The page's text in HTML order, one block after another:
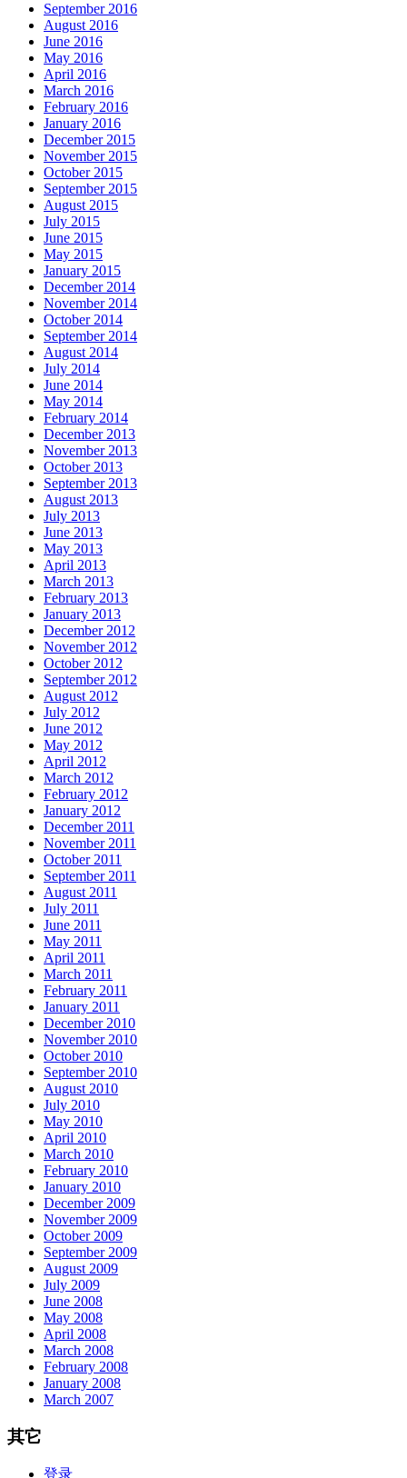
September 2016
August 2016
June 2016
May 2016
April 2016
March 2016
February 2016
January 2016
December 2015
November 2015
October 2015
September 2015
August 2015
July 2015
June 2015
May 2015
January 2015
December 2014
November 2014
October 2014
September 2014
August 2014
July 2014
June 2014
May 2014
February 2014
December 2013
November 2013
October 2013
September 2013
August 2013
July 2013
June 2013
May 2013
April 2013
March 2013
February 2013
January 2013
December 2012
November 2012
October 2012
September 2012
August 2012
July 2012
June 2012
May 2012
April 2012
March 2012
February 2012
January 2012
December 2011
November 2011
October 2011
September 2011
August 2011
July 2011
June 2011
May 2011
April 2011
March 2011
February 2011
January 2011
December 2010
November 2010
October 2010
September 2010
August 2010
July 2010
May 2010
April 2010
March 2010
February 2010
January 2010
December 2009
November 2009
October 2009
September 2009
August 2009
July 2009
June 2008
May 2008
April 2008
March 2008
February 2008
January 2008
March 2007
其它
登录